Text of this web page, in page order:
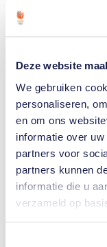
Deze website
We gebruiken
personaliseren,
en om ons
informatie over
partners voor
partners kunnen
informatie die u
verzameld op
Welke
ooit